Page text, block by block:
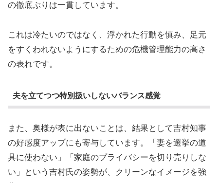
の徹底ぶりは一貫しています。
これは冷たいのではなく、浮かれた行動を慎み、足元
をすくわれないようにするための危機管理能力の高さ
の表れです。
夫を立てつつ特別扱いしないバランス感覚
また、奥様が表に出ないことは、結果として吉村知事
の好感度アップにも寄与しています。「妻を選挙の道
具に使わない」「家庭のプライバシーを切り売りしな
い」という吉村氏の姿勢が、クリーンなイメージを強